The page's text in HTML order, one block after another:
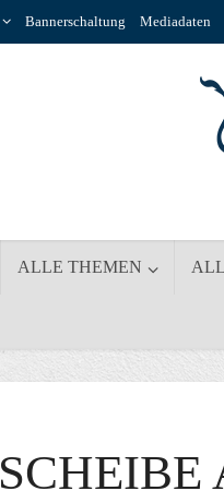
Bannerschaltung Mediadaten
ALLE THEMEN
SCHEIBE